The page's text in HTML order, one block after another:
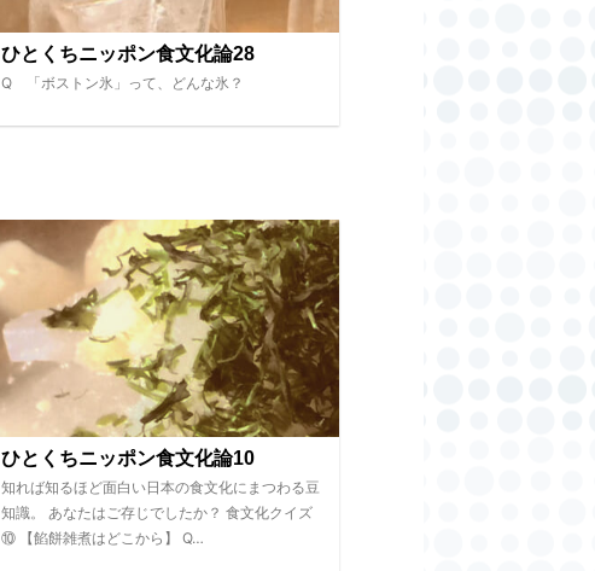
ひとくちニッポン食文化論28
Q 「ボストン氷」って、どんな氷？
ひとくちニッポン食文化論10
知れば知るほど面白い日本の食文化にまつわる豆
知識。 あなたはご存じでしたか？ 食文化クイズ
⑩ 【餡餅雑煮はどこから】 Q…